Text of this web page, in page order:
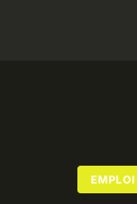
EMPLOI